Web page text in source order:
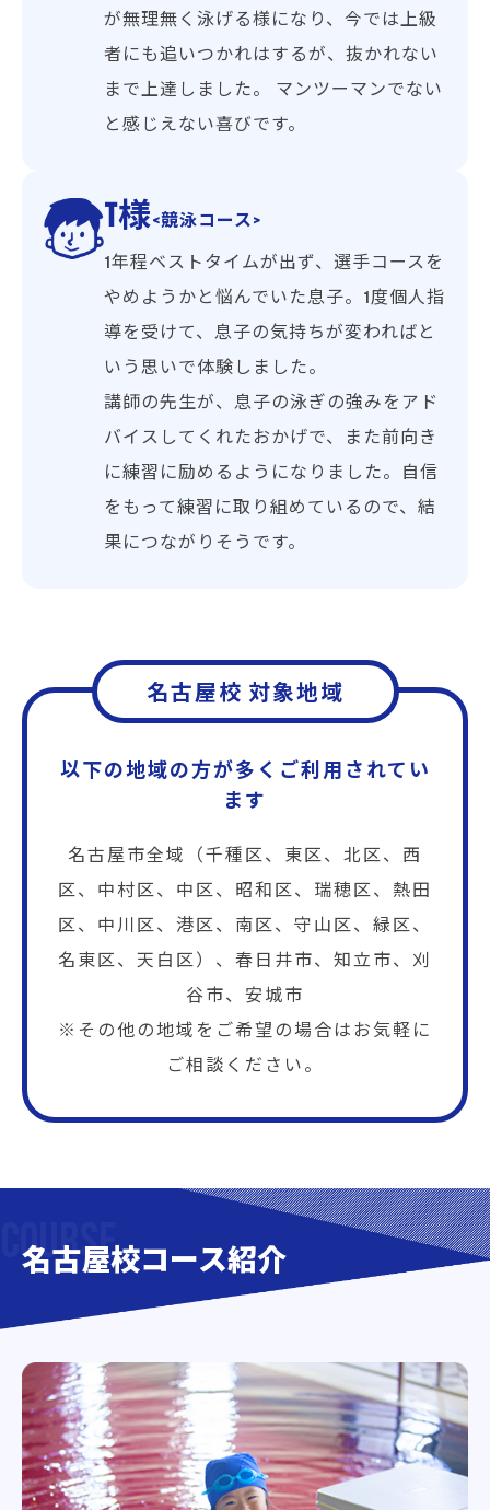
が無理無く泳げる様になり、今では上級
者にも追いつかれはするが、抜かれない
まで上達しました。 マンツーマンでない
と感じえない喜びです。
T様<競泳コース>
1年程ベストタイムが出ず、選手コースを
やめようかと悩んでいた息子。1度個人指
導を受けて、息子の気持ちが変わればと
いう思いで体験しました。
講師の先生が、息子の泳ぎの強みをアド
バイスしてくれたおかげで、また前向き
に練習に励めるようになりました。自信
をもって練習に取り組めているので、結
果につながりそうです。
名古屋校 対象地域
以下の地域の方が多くご利用されてい
ます
名古屋市全域（千種区、東区、北区、西
区、中村区、中区、昭和区、瑞穂区、熱田
区、中川区、港区、南区、守山区、緑区、
名東区、天白区）、春日井市、知立市、刈
谷市、安城市
※その他の地域をご希望の場合はお気軽に
ご相談ください。
名古屋校コース紹介